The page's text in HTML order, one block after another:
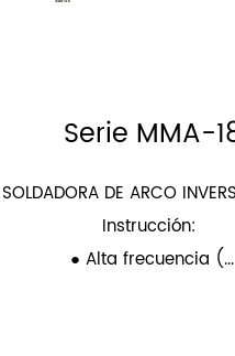
Serie MMA-
SOLDADORA DE ARCO
Instrucción:
● Alta frecuencia (...